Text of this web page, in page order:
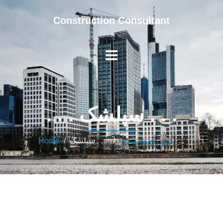
Construction Consultant
. . . سپلشک . . .
Home/ بدون دسته بندی/ . . . سپلشک . . .